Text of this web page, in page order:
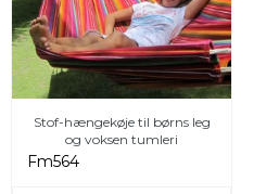
Stof-hængekøje til børns leg
og voksen tumleri
Fm564